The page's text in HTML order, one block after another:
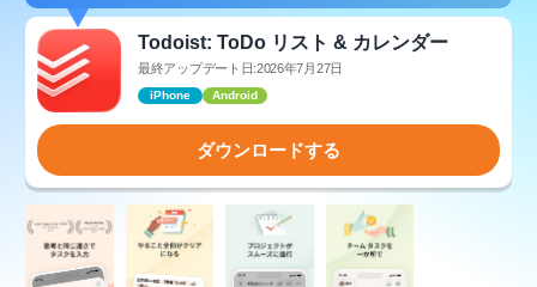
Todoist: ToDo リスト & カレンダー
最終アップデート日:2026年7月27日
iPhone Android
ダウンロードする